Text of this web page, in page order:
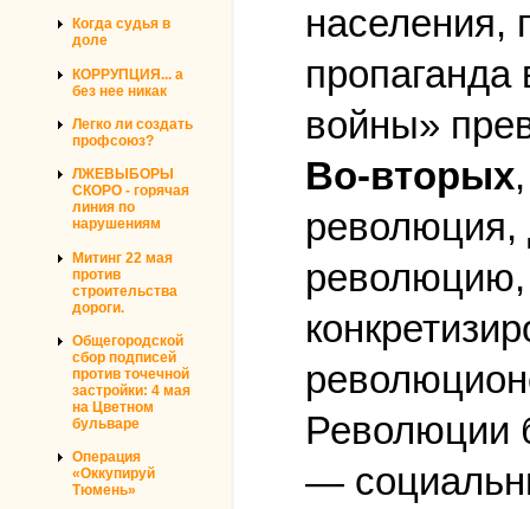
Когда судья в
доле
КОРРУПЦИЯ... а
без нее никак
Легко ли создать
профсоюз?
ЛЖЕВЫБОРЫ
СКОРО - горячая
линия по
нарушениям
Митинг 22 мая
против
строительства
дороги.
Общегородской
сбор подписей
против точечной
застройки: 4 мая
на Цветном
бульваре
Операция
«Оккупируй
Тюмень»
населения,
войны»
Во-вторых
революция,
революцию,
Революции
—